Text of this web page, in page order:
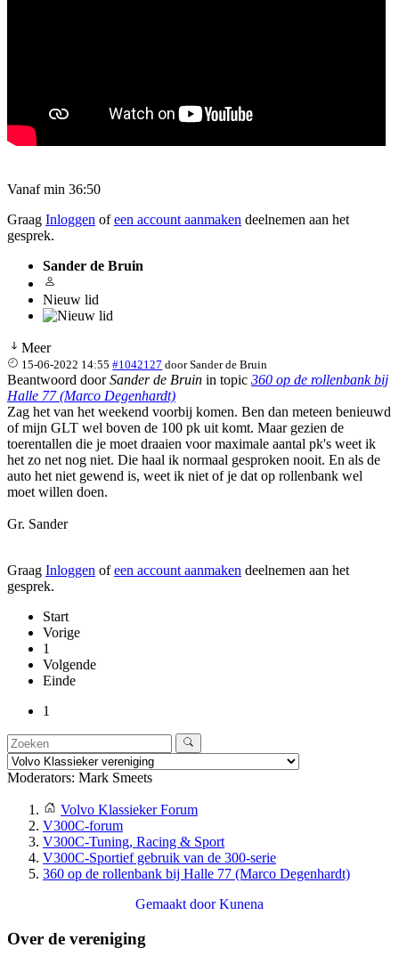
Vanaf min 36:50
Graag Inloggen ofeen account aanmaken deelnemen aan het
gesprek.
Sander de Bruin
Nieuw lid
Meer
15-06-2022 14:55 #1042127 doorSander de Bruin
Beantwoord doorSander de Bruin in topic 360 op de rollenbank bij
Halle 77 (Marco Degenhardt)
Zag het van het weekend voorbij komen. Ben dan meteen benieuwd
of mijn GLT wel boven de 100 pk uit komt. Maar gezien de
toerentallen die je moet draaien voor maximale aantal pk's weet ik
het zo net nog niet. Die haal ik normaal gesproken nooit. En als de
auto het niet gewend is, weet ik niet of je dat op rollenbank wel
moet willen doen.
Gr. Sander
Graag Inloggen ofeen account aanmaken deelnemen aan het
gesprek.
Start
Vorige
1
Volgende
Einde
1
Moderators: Mark Smeets
Volvo Klassieker Forum
V300C-forum
V300C-Tuning, Racing & Sport
V300C-Sportief gebruik van de 300-serie
360 op de rollenbank bij Halle 77 (Marco Degenhardt)
Gemaakt doorKunena
Over de vereniging